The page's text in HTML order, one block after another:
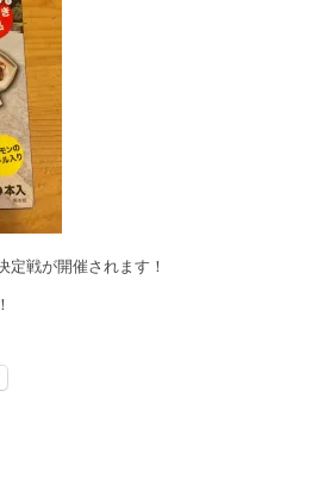
定戦が開催されます！